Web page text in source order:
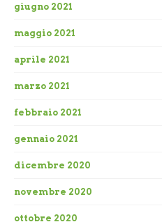
giugno 2021
maggio 2021
aprile 2021
marzo 2021
febbraio 2021
gennaio 2021
dicembre 2020
novembre 2020
ottobre 2020